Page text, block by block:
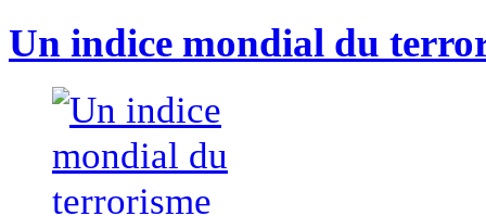
Un indice mondial du